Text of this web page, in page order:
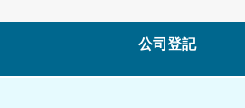
公司登記